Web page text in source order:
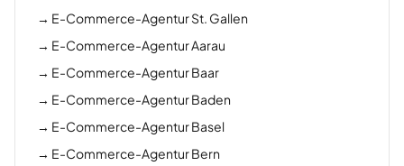
→ E-Commerce-Agentur St. Gallen
→ E-Commerce-Agentur Aarau
→ E-Commerce-Agentur Baar
→ E-Commerce-Agentur Baden
→ E-Commerce-Agentur Basel
→ E-Commerce-Agentur Bern